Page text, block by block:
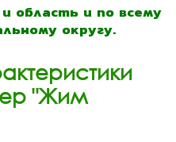
область и по всему
округу.
"Жим